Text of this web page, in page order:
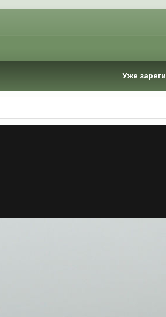
Уже